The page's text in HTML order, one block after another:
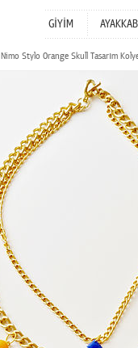
GİYİM AYAKKABI
Nimo Stylo Orange Skull Tasarım